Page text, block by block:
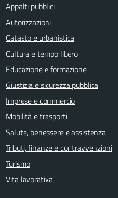
Appalti pubblici
Autorizzazioni
Catasto e urbanistica
Cultura e tempo libero
Educazione e formazione
Giustizia e sicurezza pubblica
Imprese e commercio
Mobilità e trasporti
Salute, benessere e assistenza
Tributi, finanze e contravvenzioni
Turismo
Vita lavorativa